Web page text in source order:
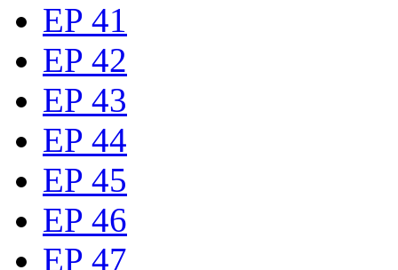
EP 41
EP 42
EP 43
EP 44
EP 45
EP 46
EP 47